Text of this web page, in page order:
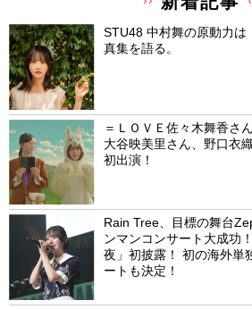
STU48 中村舞の原動力
真集を語る。
＝ＬＯＶＥ佐々木舞香さ
大谷映美里さん、野口衣
初出演！
Rain Tree、目標の舞台
ンマンコンサート大成功
夜」初披露！ 初の海外単
ートも決定！